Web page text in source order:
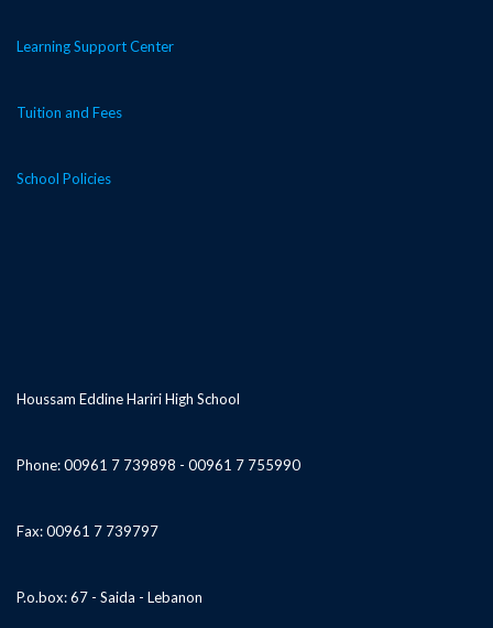
Learning Support Center
Tuition and Fees
School Policies
Houssam Eddine Hariri High School
Phone: 00961 7 739898 - 00961 7 755990
Fax: 00961 7 739797
P.o.box: 67 - Saida - Lebanon